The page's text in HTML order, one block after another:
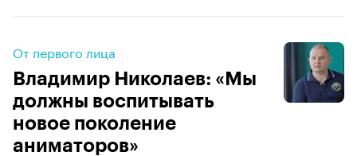
От первого лица
Владимир Николаев: «Мы
должны воспитывать
новое поколение
аниматоров»